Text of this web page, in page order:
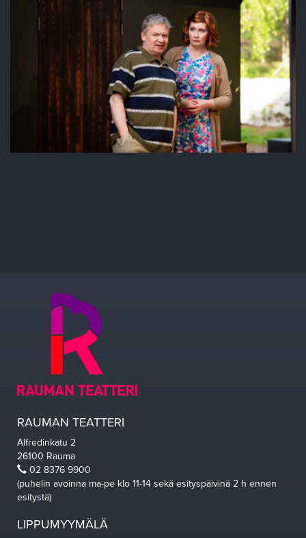
RAUMAN TEATTERI
Alfredinkatu 2
26100 Rauma
02 8376 9900
(puhelin avoinna ma-pe klo 11-14 sekä esityspäivinä 2 h ennen
esitystä)
LIPPUMYYMÄLÄ